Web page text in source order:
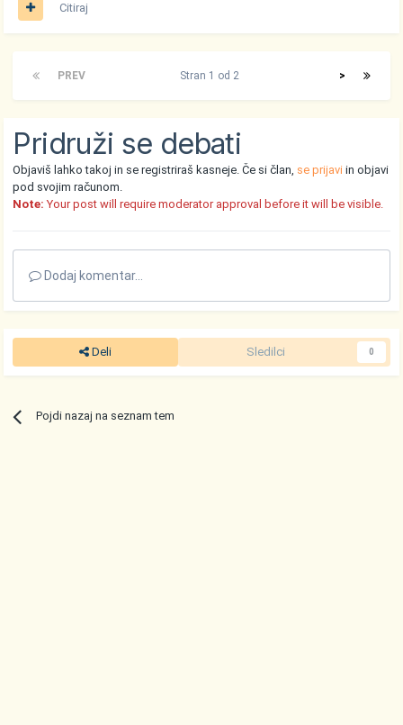
Citiraj
PREV >
Stran 1 od 2
Pridruži se debati
Objaviš lahko takoj in se registriraš kasneje. Če si član, se prijavi in objavi
pod svojim računom.
Note: Your post will require moderator approval before it will be visible.
Dodaj komentar...
Deli Sledilci 0
Pojdi nazaj na seznam tem